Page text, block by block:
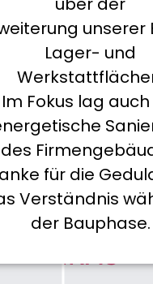
FAT/
FIZ
IRAS
unserer
Lager- und
Im Fokus lag
des
für die
Verständnis
der Bauphase.